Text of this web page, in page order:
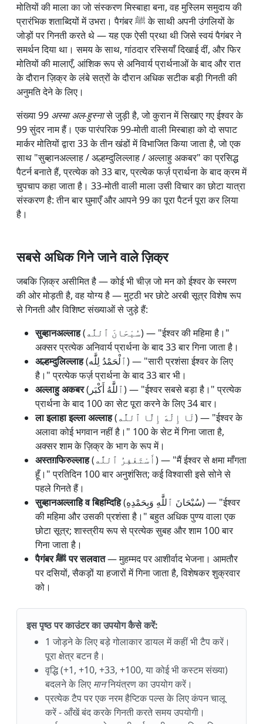
मोतियों की माला का जो संस्करण मिस्बाहा बना, वह मुस्लिम समुदाय की
प्रारंभिक शताब्दियों में उभरा। पैगंबर ﷺ के साथी अपनी उंगलियों के
जोड़ों पर गिनती करते थे — यह एक ऐसी प्रथा थी जिसे स्वयं पैगंबर ने
समर्थन दिया था। समय के साथ, गांठदार रस्सियाँ दिखाई दीं, और फिर
मोतियों की मालाएँ, आंशिक रूप से अनिवार्य प्रार्थनाओं के बाद और रात
के दौरान ज़िक्र के लंबे सत्रों के दौरान अधिक सटीक बड़ी गिनती की
अनुमति देने के लिए।
संख्या 99 अस्मा अल-हुस्नासे जुड़ी है, जो कुरान में सिखाए गए ईश्वर के
99 सुंदर नाम हैं। एक पारंपरिक 99-मोती वाली मिस्बाहा को दो सपाट
मार्कर मोतियों द्वारा 33 के तीन खंडों में विभाजित किया जाता है, जो एक
साथ "सुब्हानअल्लाह / अल्हम्दुलिल्लाह / अल्लाहु अकबर" का प्रसिद्ध
पैटर्न बनाते हैं, प्रत्येक को 33 बार, प्रत्येक फर्ज़ प्रार्थना के बाद क्रम में
चुपचाप कहा जाता है। 33-मोती वाली माला उसी विचार का छोटा यात्रा
संस्करण है: तीन बार घुमाएँ और आपने 99 का पूरा पैटर्न पूरा कर लिया
है।
सबसे अधिक गिने जाने वाले ज़िक्र
जबकि ज़िक्र असीमित है — कोई भी चीज़ जो मन को ईश्वर के स्मरण
की ओर मोड़ती है, वह योग्य है — मुट्ठी भर छोटे अरबी सूत्र विशेष रूप
से गिनती और विशिष्ट संख्याओं से जुड़े हैं:
सुब्हानअल्लाह(سُبْحَانَ ٱللَّٰه) — "ईश्वर की महिमा है।"
अक्सर प्रत्येक अनिवार्य प्रार्थना के बाद 33 बार गिना जाता है।
अल्हम्दुलिल्लाह(ٱلْحَمْدُ لِلَّٰه) — "सारी प्रशंसा ईश्वर के लिए
है।" प्रत्येक फर्ज़ प्रार्थना के बाद 33 बार भी।
अल्लाहु अकबर(ٱللَّٰهُ أَكْبَر) — "ईश्वर सबसे बड़ा है।" प्रत्येक
प्रार्थना के बाद 100 का सेट पूरा करने के लिए 34 बार।
ला इलाहा इल्ला अल्लाह(لَا إِلَٰهَ إِلَّا ٱللَّٰه) — "ईश्वर के
अलावा कोई भगवान नहीं है।" 100 के सेट में गिना जाता है,
अक्सर शाम के ज़िक्र के भाग के रूप में।
अस्तग़फिरुल्लाह(أَسْتَغْفِرُ ٱللَّٰه) — "मैं ईश्वर से क्षमा माँगता
हूँ।" प्रतिदिन 100 बार अनुशंसित; कई विश्वासी इसे सोने से
पहले गिनते हैं।
सुब्हानअल्लाहि व बिहम्दिहि(سُبْحَانَ ٱللَّٰهِ وَبِحَمْدِهِ) — "ईश्वर
की महिमा और उसकी प्रशंसा है।" बहुत अधिक पुण्य वाला एक
छोटा सूत्र; शास्त्रीय रूप से प्रत्येक सुबह और शाम 100 बार
गिना जाता है।
पैगंबर ﷺ पर सलवात— मुहम्मद पर आशीर्वाद भेजना। आमतौर
पर दसियों, सैकड़ों या हजारों में गिना जाता है, विशेषकर शुक्रवार
को।
इस पृष्ठ पर काउंटर का उपयोग कैसे करें:
1 जोड़ने के लिए बड़े गोलाकार डायल में कहीं भी टैप करें।
पूरा क्षेत्र बटन है।
वृद्धि (+1, +10, +33, +100, या कोई भी कस्टम संख्या)
बदलने के लिए माननियंत्रण का उपयोग करें।
प्रत्येक टैप पर एक नरम हैप्टिक पल्स के लिए कंपन चालू
करें - आँखें बंद करके गिनती करते समय उपयोगी।